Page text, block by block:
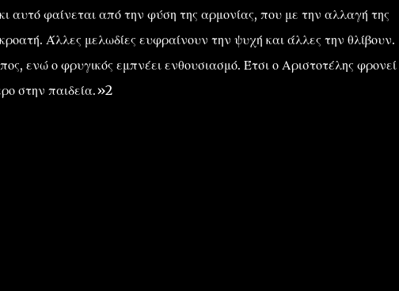
αυτό φαίνεται από την φύση της αρμονίας, που με την αλλαγή της
Άλλες μελωδίες ευφραίνουν την ψυχή και άλλες την θλίβουν.
ενώ ο φρυγικός εμπνέει ενθουσιασμό. Έτσι ο Αριστοτέλης
στην παιδεία.»2